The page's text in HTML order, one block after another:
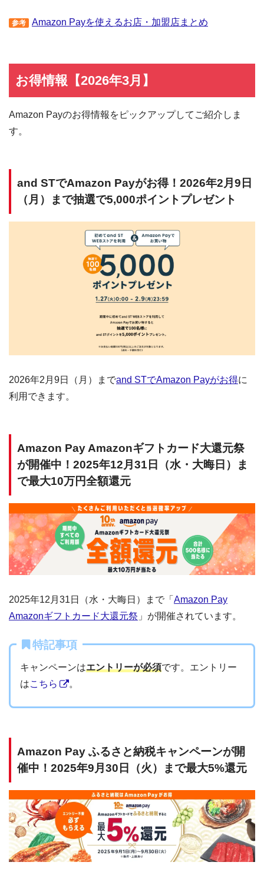
参考 Amazon Payを使えるお店・加盟店まとめ
お得情報【2026年3月】
Amazon Payのお得情報をピックアップしてご紹介しま
す。
and STでAmazon Payがお得！2026年2月9日
（月）まで抽選で5,000ポイントプレゼント
2026年2月9日（月）までand STでAmazon Payがお得に
利用できます。
Amazon Pay Amazonギフトカード大還元祭
が開催中！2025年12月31日（水・大晦日）ま
で最大10万円全額還元
2025年12月31日（水・大晦日）まで「 Amazon Pay
Amazonギフトカード大還元祭 」が開催されています。
特記事項
キャンペーンはエントリーが必須です。エントリー
はこちら 。
Amazon Pay ふるさと納税キャンペーンが開
催中！2025年9月30日（火）まで最大5%還元